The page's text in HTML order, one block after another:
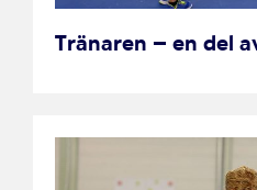
Tränaren – en del